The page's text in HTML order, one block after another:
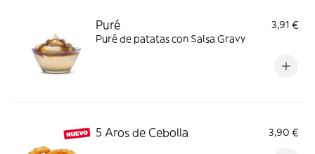
Puré
3,91 €
Puré de patatas con Salsa Gravy
5 Aros de Cebolla 3,90 €